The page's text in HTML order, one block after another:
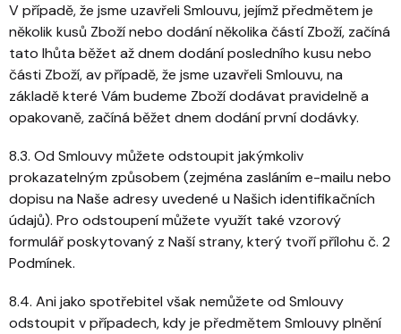
V případě, že jsme uzavřeli Smlouvu, jejímž předmětem je
několik kusů Zboží nebo dodání několika částí Zboží, začíná
tato lhůta běžet až dnem dodání posledního kusu nebo
části Zboží, av případě, že jsme uzavřeli Smlouvu, na
základě které Vám budeme Zboží dodávat pravidelně a
opakovaně, začíná běžet dnem dodání první dodávky.
8.3. Od Smlouvy můžete odstoupit jakýmkoliv
prokazatelným způsobem (zejména zasláním e-mailu nebo
dopisu na Naše adresy uvedené u Našich identifikačních
údajů). Pro odstoupení můžete využít také vzorový
formulář poskytovaný z Naší strany, který tvoří přílohu č. 2
Podmínek.
8.4. Ani jako spotřebitel však nemůžete od Smlouvy
odstoupit v případech, kdy je předmětem Smlouvy plnění